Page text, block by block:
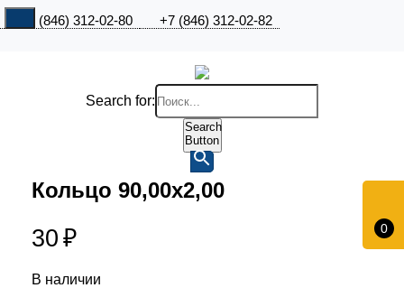
+7 (846) 312-02-80 +7 (846) 312-02-82
0
Search for:
Search
Button
Кольцо 90,00х2,00
30 ₽
В наличии